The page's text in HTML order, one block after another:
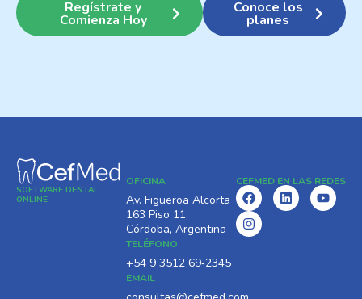
Regístrate y
Comienza Hoy
Conoce los
planes
SOFTWARE DENTAL
ONLINE
OFICINA
Av. Figueroa Alcorta
163 Piso 11,
Córdoba, Argentina
TELÉFONO
‪+54 9 3512 69‑2345‬
EMAIL
CEFMED EN LAS REDES
F
a
c
e
L
i
Y
o
I
n
s
t